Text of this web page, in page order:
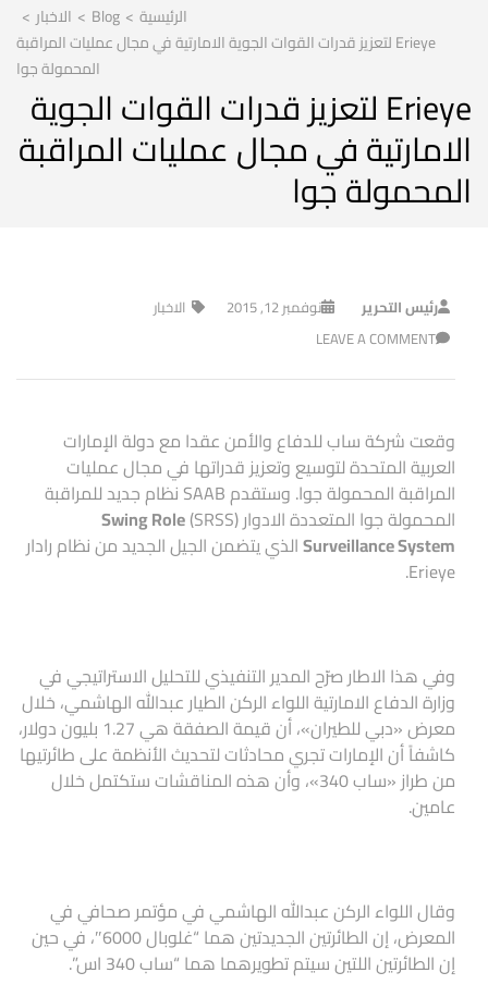
الرئيسية >
Blog
> الاخبار >
Erieye لتعزيز قدرات القوات الجوية الامارتية في مجال عمليات المراقبة
المحمولة جوا
Erieye لتعزيز قدرات القوات الجوية
الامارتية في مجال عمليات المراقبة
المحمولة جوا
رئيس التحرير نوفمبر 12, 2015
الاخبار
LEAVE A COMMENT
وقعت شركة ساب للدفاع والأمن عقدا مع دولة الإمارات
العربية المتحدة لتوسيع وتعزيز قدراتها في مجال عمليات
المراقبة المحمولة جوا. وستقدم SAAB نظام جديد للمراقبة
المحمولة جوا المتعددة الادوار (SRSS)
Swing Role
Surveillance Systemالذي يتضمن الجيل الجديد من نظام رادار
Erieye.
وفي هذا الاطار صرّح المدير التنفيذي للتحليل الاستراتيجي في
وزارة الدفاع الامارتية اللواء الركن الطيار عبدالله الهاشمي، خلال
معرض «دبي للطيران»، أن قيمة الصفقة هي 1.27 بليون دولار،
كاشفاً أن الإمارات تجري محادثات لتحديث الأنظمة على طائرتيها
من طراز «ساب 340»، وأن هذه المناقشات ستكتمل خلال
عامين.
وقال اللواء الركن عبدالله الهاشمي في مؤتمر صحافي في
المعرض، إن الطائرتين الجديدتين هما “غلوبال 6000″، في حين
إن الطائرتين اللتين سيتم تطويرهما هما “ساب 340 اس”.